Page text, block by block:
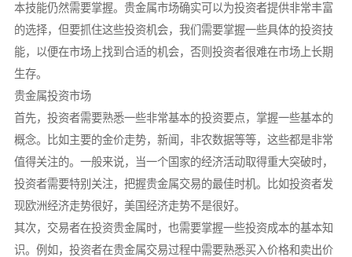
本技能仍然需要掌握。贵金属市场确实可以为投资者提供非常丰富
的选择，但要抓住这些投资机会，我们需要掌握一些具体的投资技
能，以便在市场上找到合适的机会，否则投资者很难在市场上长期
生存。
贵金属投资市场
首先，投资者需要熟悉一些非常基本的投资要点，掌握一些基本的
概念。比如主要的金价走势，新闻，非农数据等等，这些都是非常
值得关注的。一般来说，当一个国家的经济活动取得重大突破时，
投资者需要特别关注，把握贵金属交易的最佳时机。比如投资者发
现欧洲经济走势很好，美国经济走势不是很好。
其次，交易者在投资贵金属时，也需要掌握一些投资成本的基本知
识。例如，投资者在贵金属交易过程中需要熟悉买入价格和卖出价